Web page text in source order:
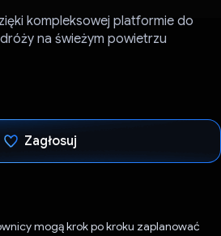
kompleksowej platformie do
na świeżym powietrzu
Zagłosuj
mogą krok po kroku zaplanować